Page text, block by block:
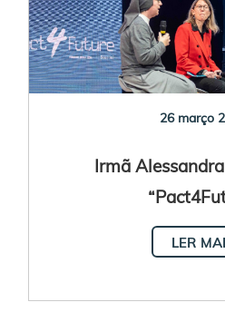
26 março
Irmã
LER